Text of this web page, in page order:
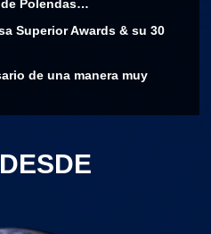
Polendas…
Superior Awards & su 30
de una manera muy